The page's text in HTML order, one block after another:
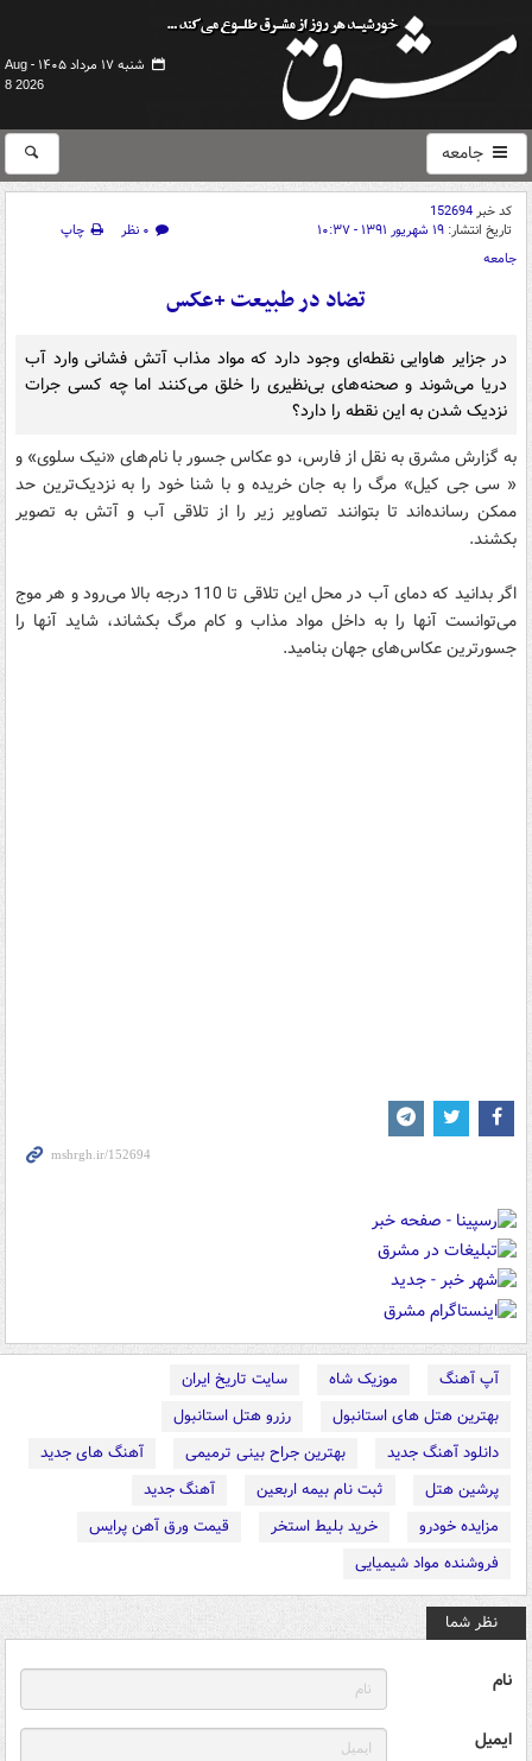
شنبه ۱۷ مرداد ۱۴۰۵ -
Aug
8 2026
جامعه
کد خبر152694
تاریخ انتشار: ۱۹ شهریور ۱۳۹۱ - ۱۰:۳۷ ۰ نظر
چاپ
جامعه
تضاد در طبیعت +عکس
در جزایر هاوایی نقطه‌ای وجود دارد که مواد مذاب آتش فشانی وارد آب
دریا می‌شوند و صحنه‌های بی‌نظیری را خلق می‌کنند اما چه کسی جرات
نزدیک شدن به این نقطه را دارد؟
به گزارش مشرق به نقل از فارس، دو عکاس جسور با نام‌های «نیک سلوی» و
« سی جی کیل» مرگ را به جان خریده و با شنا خود را به نزدیک‌ترین حد
ممکن رسانده‌اند تا بتوانند تصاویر زیر را از تلاقی آب و آتش به تصویر
بکشند.
اگر بدانید که دمای آب در محل این تلاقی تا 110 درجه بالا می‌رود و هر موج
می‌توانست آنها را به داخل مواد مذاب و کام مرگ بکشاند، شاید آنها را
جسورترین عکاس‌های جهان بنامید.
آپ آهنگ موزیک شاه
سایت تاریخ ایران
بهترین هتل های استانبول
رزرو هتل استانبول
دانلود آهنگ جدید
بهترین جراح بینی ترمیمی
آهنگ های جدید
پرشین هتل
ثبت نام بیمه اربعین
آهنگ جدید
مزایده خودرو
خرید بلیط استخر
قیمت ورق آهن پرایس
فروشنده مواد شیمیایی
نظر شما
نام
ایمیل